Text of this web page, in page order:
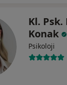
Kl.
Konak
Psikoloji